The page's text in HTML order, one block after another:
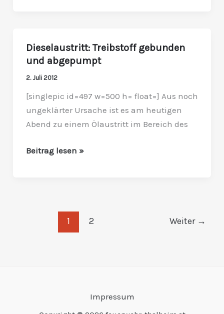
Dieselaustritt: Treibstoff gebunden
und abgepumpt
2. Juli 2012
[singlepic id=497 w=500 h= float=] Aus noch
ungeklärter Ursache ist es am heutigen
Abend zu einem Ölaustritt im Bereich des
Dieselaustritt:
Treibstoff
gebunden
abgepumpt
Beitrag lesen »
1 2 Weiter →
Impressum